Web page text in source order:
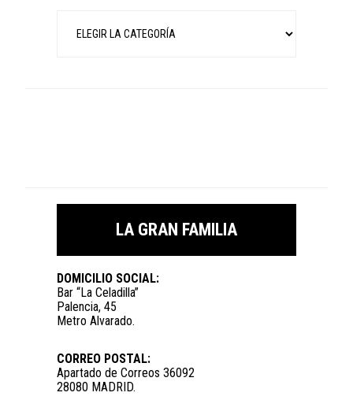
LA GRAN FAMILIA
DOMICILIO SOCIAL:
Bar “La Celadilla”
Palencia, 45
Metro Alvarado.
CORREO POSTAL:
Apartado de Correos 36092
28080 MADRID.